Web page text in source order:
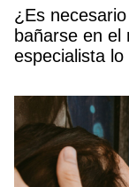
¿Es
bañarse en el
especialista lo